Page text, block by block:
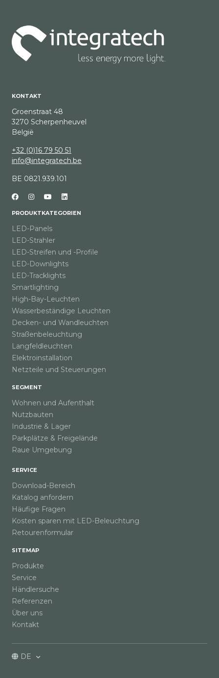
KONTAKT
Groenstraat 48
3270 Scherpenheuvel
België
+32 (0)16 79 50 51
info@integratech.be
BE 0821.939.101
PRODUKTKATEGORIEN
LED-Panels
LED-Strahler
LED-Streifen und -Profile
LED-Downlights
LED-Tracklights
Smartlighting
High-Bay-Leuchten
Wasserbeständige Leuchten
Decken- und Wandleuchten
Straßenbeleuchtung
Langfeldleuchten
Elektroinstallation
Netzteile und Steuerungen
SEGMENT
Wohnen und Aufenthalt
Nutzbauten
Industrie & Lager
Parkplätze & Freigelände
Raue Umgebung
SERVICE
Download-Bereich
Katalog anfordern
Häufige Fragen
Kosten sparen mit LED-Beleuchtung
Retourenformular
SITEMAP
Produkte
Service
Händlersuche
Referenzen
Über uns
Kontakt
DE